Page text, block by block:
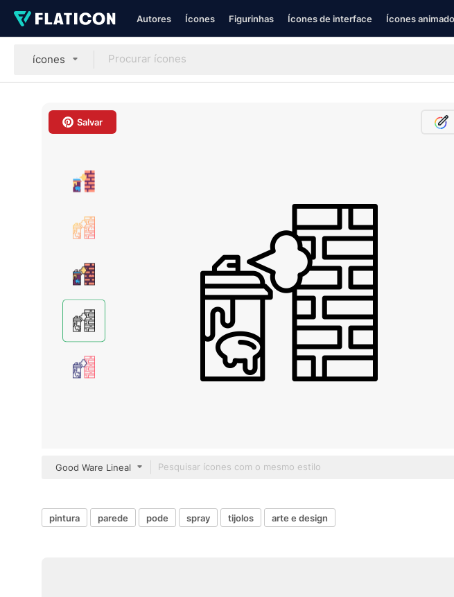
Autores Ícones Figurinhas Ícones de interface Ícones
ícones
Salvar
Good Ware Lineal
pintura parede pode spray tijolos arte e design